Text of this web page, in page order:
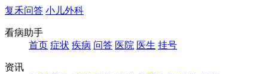
复禾问答 小儿外科
看病助手
首页 症状 疾病 问答 医院 医生 挂号
资讯